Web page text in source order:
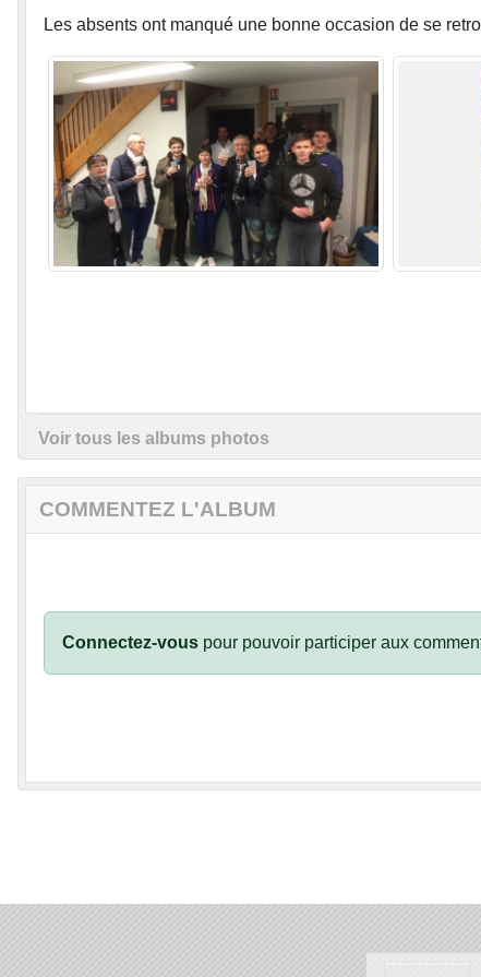
Les absents ont manqué une bonne occasion de se
Voir tous les albums photos
COMMENTEZ L'ALBUM
Connectez-vous pour pouvoir participer aux